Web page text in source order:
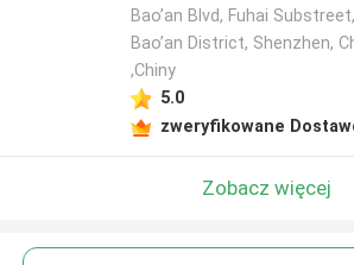
Bao’an Blvd, Fuhai Substreet,
Bao’an District, Shenzhen,
,Chiny
5.0
zweryfikowane
Zobacz więcej